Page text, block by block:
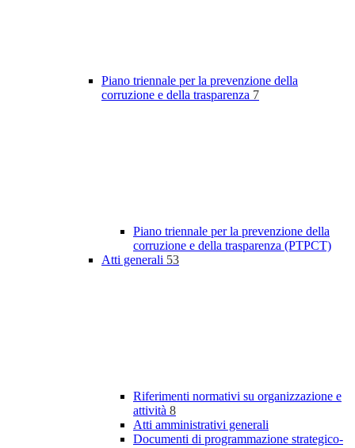
Piano triennale per la prevenzione della
corruzione e della trasparenza 7
Piano triennale per la prevenzione della
corruzione e della trasparenza (PTPCT)
Atti generali 53
Riferimenti normativi su organizzazione e
attività 8
Atti amministrativi generali
Documenti di programmazione strategico-